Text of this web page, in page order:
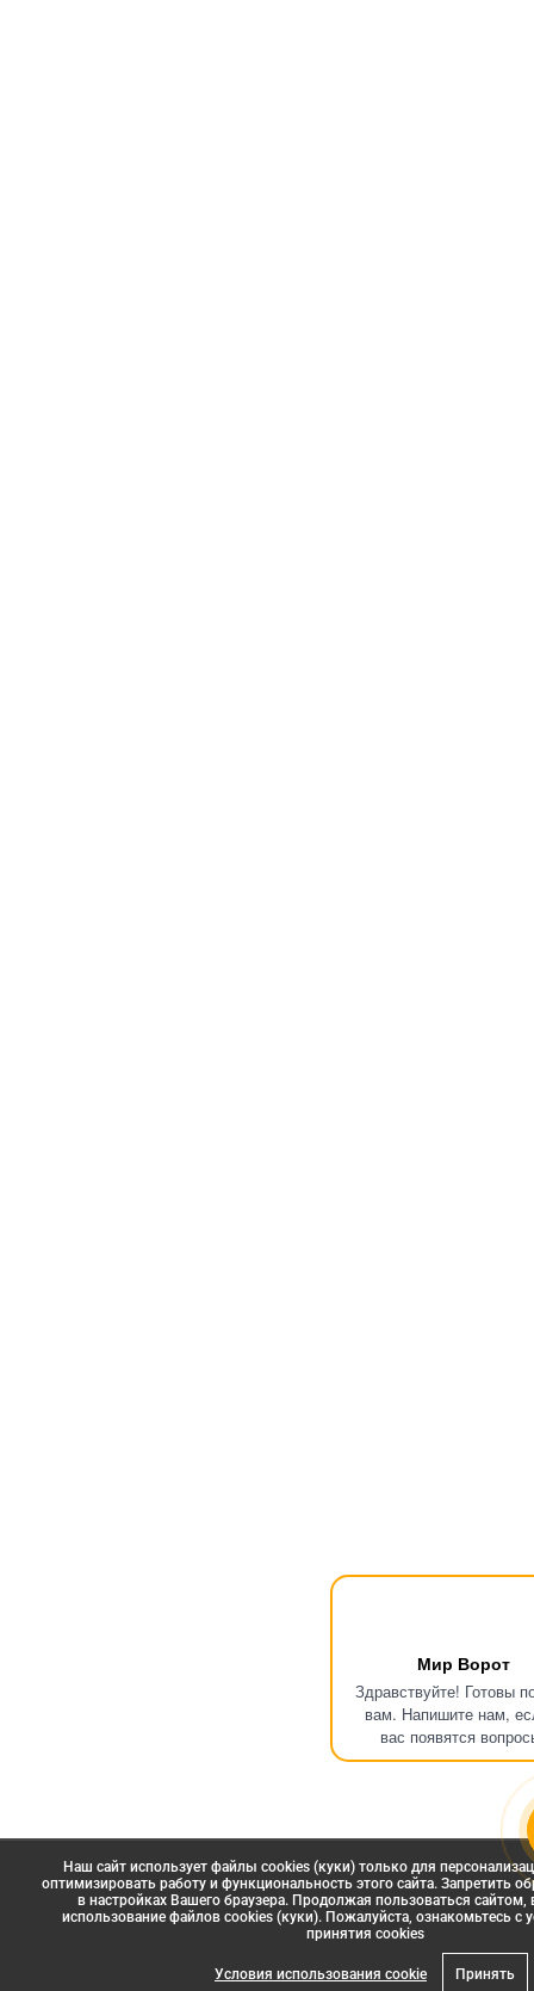
Мир Ворот
Здравствуйте! Готовы
вам. Напишите нам,
вас появятся
Наш сайт использует файлы cookies (куки) только для
оптимизировать работу и функциональность этого сайта. Запретить
в настройках Вашего браузера. Продолжая пользоваться сайтом,
использование файлов cookies (куки). Пожалуйста, ознакомьтесь с
принятия сookies
Условия использования cookie Принять